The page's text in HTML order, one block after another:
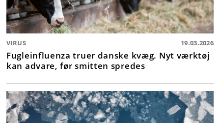
VIRUS 19.03.2026
Fugleinfluenza truer danske kvæg. Nyt værktøj
kan advare, før smitten spredes